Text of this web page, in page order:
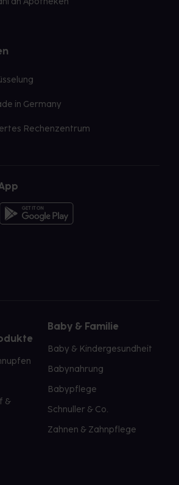
in Germany
Rechenzentrum
&
Baby & Familie
Baby & Kindergesundheit
Babynahrung
Babypflege
Schnuller & Co.
Zahnen & Zahnpflege